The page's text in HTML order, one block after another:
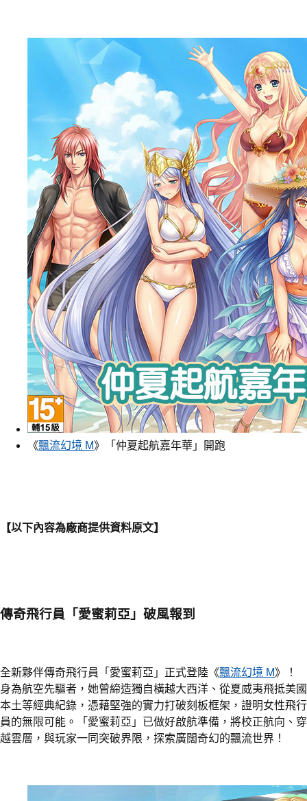
《飄流幻境 M》「仲夏起航嘉年華」開跑
【以下內容為廠商提供資料原文】
傳奇飛行員「愛蜜莉亞」破風報到
全新夥伴傳奇飛行員「愛蜜莉亞」正式登陸《飄流幻境 M》！
身為航空先驅者，她曾締造獨自橫越大西洋、從夏威夷飛抵美國
本土等經典紀錄，憑藉堅強的實力打破刻板框架，證明女性飛行
員的無限可能。「愛蜜莉亞」已做好啟航準備，將校正航向、穿
越雲層，與玩家一同突破界限，探索廣闊奇幻的飄流世界！